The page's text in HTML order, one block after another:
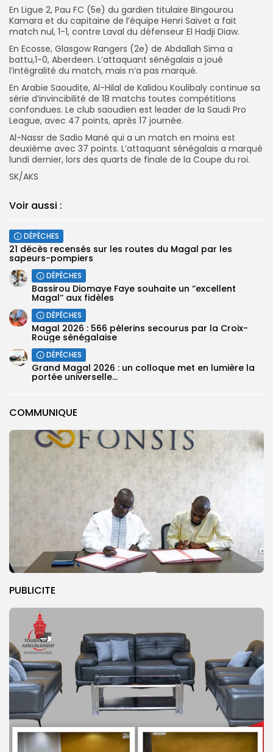
COMMUNIQUE
PUBLICITE
En Ligue 2, Pau FC (5e) du gardien titulaire Bingourou
Kamara et du capitaine de l’équipe Henri Saivet a fait
match nul, 1-1, contre Laval du défenseur El Hadji Diaw.
En Ecosse, Glasgow Rangers (2e) de Abdallah Sima a
battu,1-0, Aberdeen. L’attaquant sénégalais a joué
l’intégralité du match, mais n’a pas marqué.
En Arabie Saoudite, Al-Hilal de Kalidou Koulibaly continue sa
série d’invincibilité de 18 matchs toutes compétitions
confondues. Le club saoudien est leader de la Saudi Pro
League, avec 47 points, après 17 journée.
Al-Nassr de Sadio Mané qui a un match en moins est
deuxième avec 37 points. L’attaquant sénégalais a marqué
lundi dernier, lors des quarts de finale de la Coupe du roi.
SK/AKS
Voir aussi :
DÉPÊCHES
21 décès recensés sur les routes du Magal par les
sapeurs-pompiers
DÉPÊCHES
Bassirou Diomaye Faye souhaite un ‘’excellent
Magal’’ aux fidèles
DÉPÊCHES
Magal 2026 : 566 pèlerins secourus par la Croix-
Rouge sénégalaise
DÉPÊCHES
Grand Magal 2026 : un colloque met en lumière la
portée universelle...